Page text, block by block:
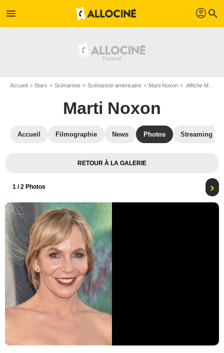
menu profil search
Accueil Stars Scénariste Scénariste américaine Marti Noxon Affiche Marti Noxon
Marti Noxon
Accueil Filmographie News Photos Streaming
RETOUR À LA GALERIE
1 / 2 Photos